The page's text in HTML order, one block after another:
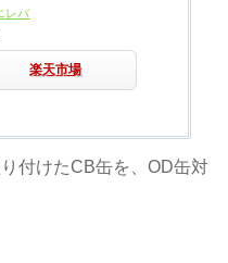
レバ
楽天市場
付けたCB缶を、OD缶対